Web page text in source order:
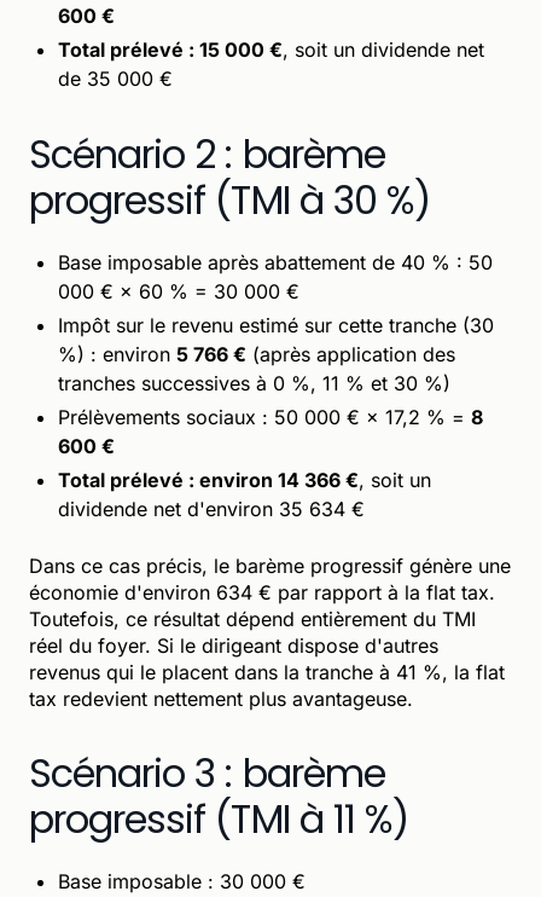
600 €
Total prélevé : 15 000 €, soit un dividende net
de 35 000 €
Scénario 2 : barème
progressif (TMI à 30 %)
Base imposable après abattement de 40 % : 50
000 € × 60 % = 30 000 €
Impôt sur le revenu estimé sur cette tranche (30
%) : environ 5 766 € (après application des
tranches successives à 0 %, 11 % et 30 %)
Prélèvements sociaux : 50 000 € × 17,2 % = 8
600 €
Total prélevé : environ 14 366 €, soit un
dividende net d'environ 35 634 €
Dans ce cas précis, le barème progressif génère une
économie d'environ 634 € par rapport à la flat tax.
Toutefois, ce résultat dépend entièrement du TMI
réel du foyer. Si le dirigeant dispose d'autres
revenus qui le placent dans la tranche à 41 %, la flat
tax redevient nettement plus avantageuse.
Scénario 3 : barème
progressif (TMI à 11 %)
Base imposable : 30 000 €